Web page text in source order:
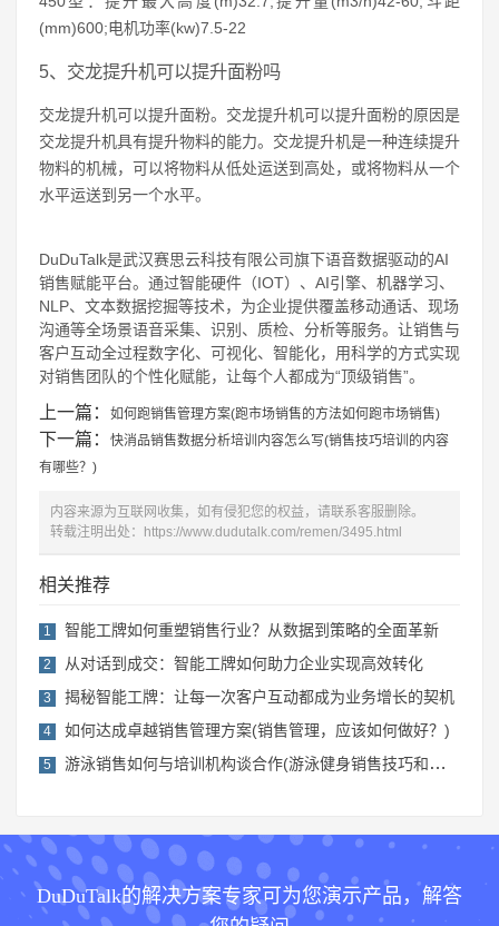
(mm)600;电机功率(kw)7.5-22
5、交龙提升机可以提升面粉吗
交龙提升机可以提升面粉。交龙提升机可以提升面粉的原因是
交龙提升机具有提升物料的能力。交龙提升机是一种连续提升
物料的机械，可以将物料从低处运送到高处，或将物料从一个
水平运送到另一个水平。
DuDuTalk是武汉赛思云科技有限公司旗下语音数据驱动的AI
销售赋能平台。通过智能硬件（IOT）、AI引擎、机器学习、
NLP、文本数据挖掘等技术，为企业提供覆盖移动通话、现场
沟通等全场景语音采集、识别、质检、分析等服务。让销售与
客户互动全过程数字化、可视化、智能化，用科学的方式实现
对销售团队的个性化赋能，让每个人都成为“顶级销售”。
上一篇： 如何跑销售管理方案(跑市场销售的方法如何跑市场销售)
下一篇：
快消品销售数据分析培训内容怎么写(销售技巧培训的内容
有哪些？)
内容来源为互联网收集，如有侵犯您的权益，请联系客服删除。
转载注明出处：
https://www.dudutalk.com/remen/3495.html
相关推荐
1 智能工牌如何重塑销售行业？从数据到策略的全面革新
2 从对话到成交：智能工牌如何助力企业实现高效转化
3 揭秘智能工牌：让每一次客户互动都成为业务增长的契机
4 如何达成卓越销售管理方案(销售管理，应该如何做好？)
5 游泳销售如何与培训机构谈合作(游泳健身销售技巧和话术)
DuDuTalk的解决方案专家可为您演示产品，解答